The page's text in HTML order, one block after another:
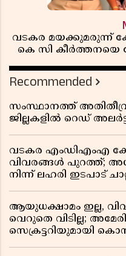
വടകര മയക്കുമരുന്ന്
കെ സി കീർത്തനയെ
Recommended
സംസ്ഥാനത്ത് അതിതീവ്ര
ജില്ലകളിൽ റെഡ്
വടകര എംഡിഎംഎ
വിവരങ്ങൾ പുറത്ത്;
നിന്ന് ലഹരി ഇടപാട്
ആയുധക്ഷാമം ഇല്ല,
വെറുതെ വിടില്ല;
സെക്രട്ടറിയുമായി